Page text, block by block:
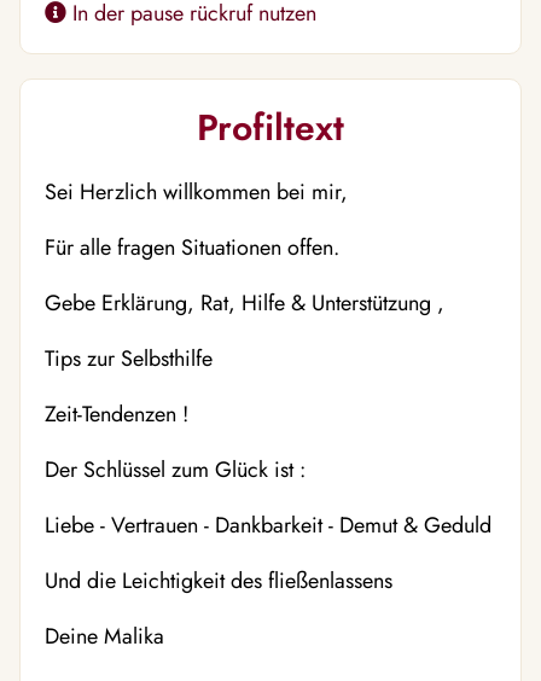
In der pause rückruf nutzen
Profiltext
Sei Herzlich willkommen bei mir,
Für alle fragen Situationen offen.
Gebe Erklärung, Rat, Hilfe & Unterstützung ,
Tips zur Selbsthilfe
Zeit-Tendenzen !
Der Schlüssel zum Glück ist :
Liebe - Vertrauen - Dankbarkeit - Demut & Geduld
Und die Leichtigkeit des fließenlassens
Deine Malika